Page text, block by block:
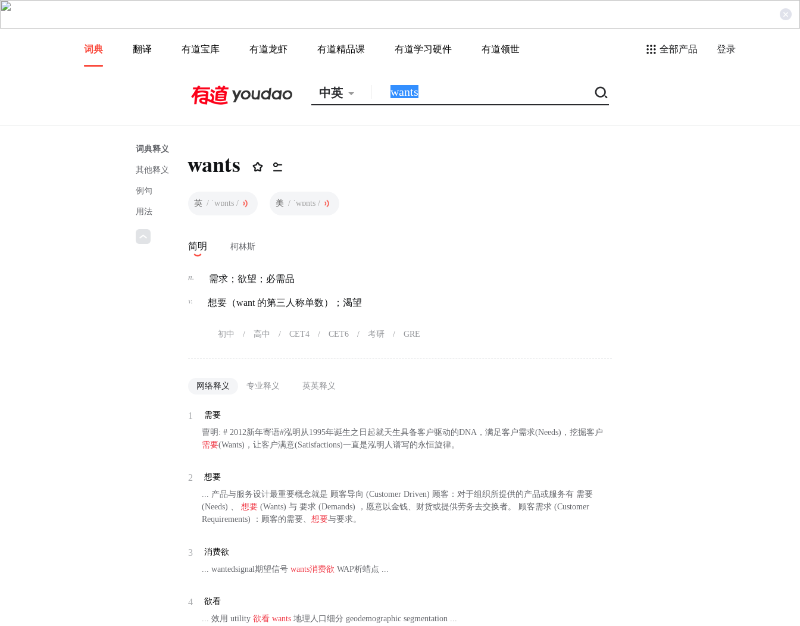
词典 翻译 有道宝库 有道龙虾 有道精品课 有道学习硬件 有道领世 全部产品 登录
中英
词典释义
其他释义
例句
用法
wants
英 / ˈwɒnts / 美 / ˈwɒnts /
简明 柯林斯
n. 需求；欲望；必需品
v. 想要（want 的第三人称单数）；渴望
初中 / 高中 / CET4 / CET6 / 考研 / GRE
网络释义 专业释义 英英释义
1
需要
曹明: # 2012新年寄语#泓明从1995年诞生之日起就天生具备客户驱动的DNA，满足客户需求(Needs)，挖掘客户
需要(Wants)，让客户满意(Satisfactions)一直是泓明人谱写的永恒旋律。
2
想要
... 产品与服务设计最重要概念就是 顾客导向 (Customer Driven) 顾客：对于组织所提供的产品或服务有 需要
(Needs) 、想要 (Wants) 与 要求 (Demands) ，愿意以金钱、财货或提供劳务去交换者。 顾客需求 (Customer
Requirements) ：顾客的需要、想要与要求。
3
消费欲
... wantedsignal期望信号wants消费欲 WAP析蜡点 ...
4
欲看
... 效用 utility欲看 wants 地理人口细分 geodemographic segmentation ...